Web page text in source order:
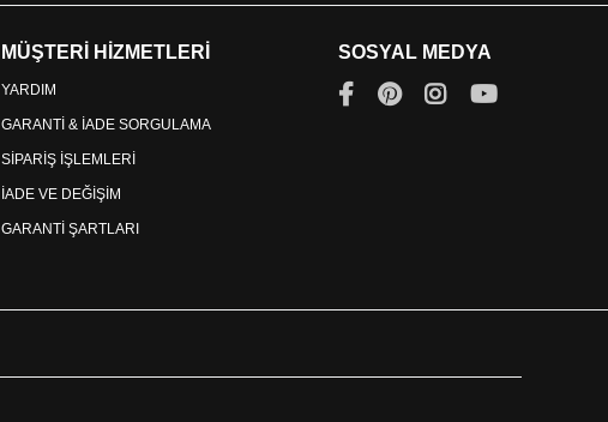
MÜŞTERİ HİZMETLERİ
YARDIM
GARANTİ & İADE SORGULAMA
SİPARİŞ İŞLEMLERİ
İADE VE DEĞİŞİM
GARANTİ ŞARTLARI
SOSYAL MEDYA